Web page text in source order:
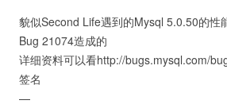
貌似Second Life遇到的Mysql 5.0.50的性
Bug 21074造成的
详细资料可以看http://bugs.mysql.com/
签名
—